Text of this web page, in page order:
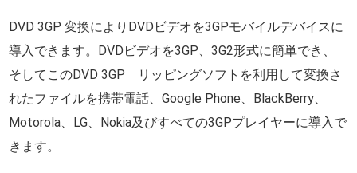
DVD 3GP 変換によりDVDビデオを3GPモバイルデバイスに
導入できます。DVDビデオを3GP、3G2形式に簡単でき、
そしてこのDVD 3GP リッピングソフトを利用して変換さ
れたファイルを携帯電話、Google Phone、BlackBerry、
Motorola、LG、Nokia及びすべての3GPプレイヤーに導入で
きます。